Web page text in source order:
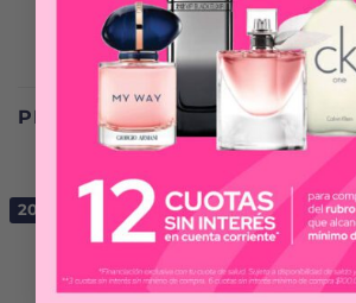
PRODUCTOS RELACIONADOS
200 ML